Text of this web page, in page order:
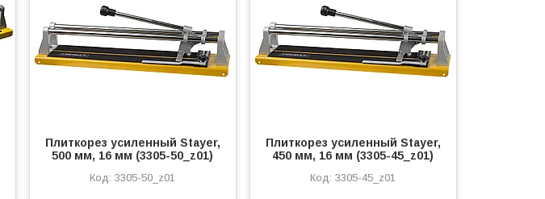
Плиткорез усиленный Stayer,
500 мм, 16 мм (3305-50_z01)
3305-50_z01
Плиткорез усиленный Stayer,
450 мм, 16 мм (3305-45_z01)
3305-45_z01